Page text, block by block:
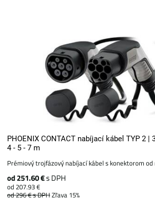
PHOENIX CONTACT nabíjací kábel TYP 2 |
4 - 5 - 7 m
Prémiový trojfázový nabíjací kábel s konektorom od
od 251.60 €s DPH
od 207.93 €
od 296 €s DPHZľava 15%